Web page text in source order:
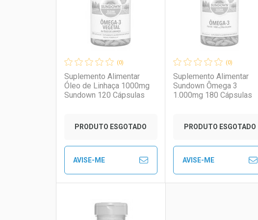
Ativar Desconto
Comprar sem Desconto
Comprar sem Desconto
Ativar Desconto
Comprar sem Desconto
Comprar sem Desconto
(0)
Suplemento Alimentar
Óleo de Linhaça 1000mg
Sundown 120 Cápsulas
PRODUTO ESGOTADO
AVISE-ME
(0)
Suplemento Alimentar
Sundown Ômega 3
1.000mg 180 Cápsulas
PRODUTO ESGOTADO
AVISE-ME